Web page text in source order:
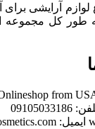
لوازم آرایشی
طور کل مجموعه
from
09105033186
ایمیل: info@lenorcosmetics.com